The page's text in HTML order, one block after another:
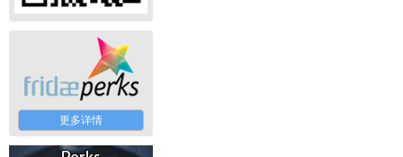
更多详情